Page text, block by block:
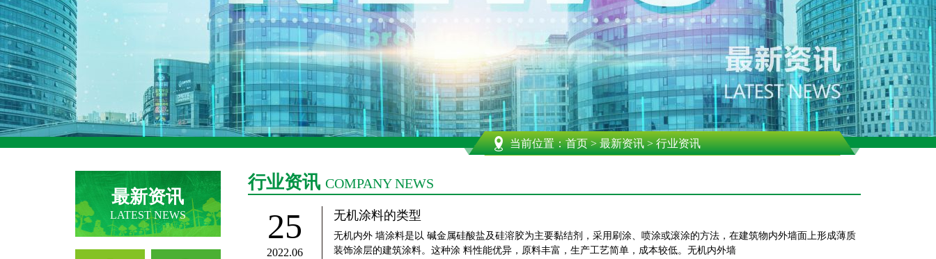
当前位置：首页>最新资讯> 行业资讯
最新资讯
LATEST NEWS
行业资讯 COMPANY NEWS
25
2022.06
无机涂料的类型
无机内外 墙涂料是以 碱金属硅酸盐及硅溶胶为主要黏结剂，采用刷涂、喷涂或滚涂的方法，在建筑物内外墙面上形成薄质
装饰涂层的建筑涂料。这种涂 料性能优异，原料丰富，生产工艺简单，成本较低。无机内外墙